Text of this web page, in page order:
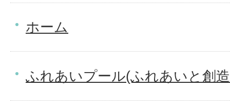
ホーム
ふれあいプール(ふれあいと創